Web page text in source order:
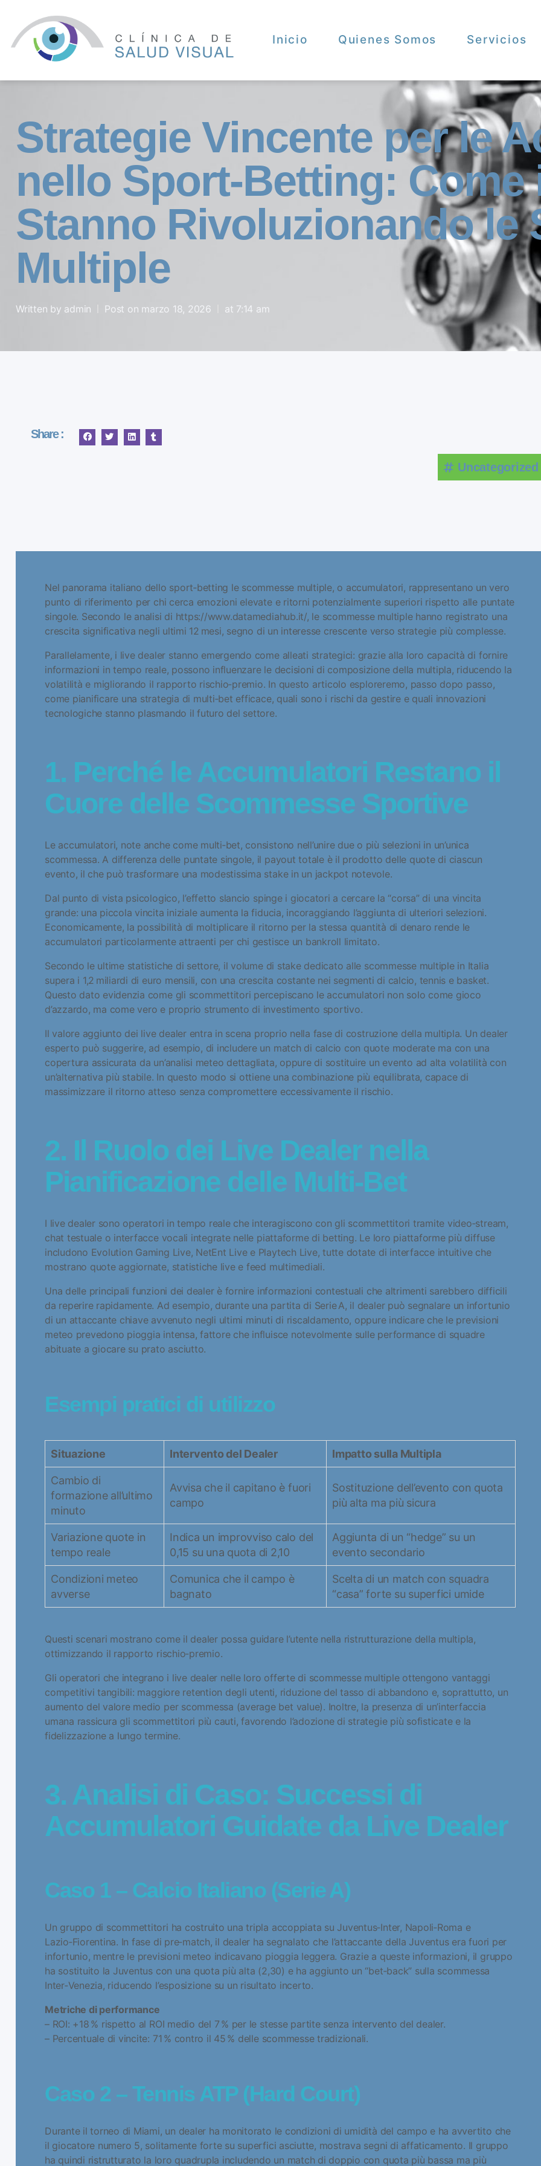
Inicio Quienes Somos Servicios
Strategie Vincente per le
nello Sport‑Betting: Come
Stanno Rivoluzionando le
Multiple
Written by admin Post on marzo 18, 2026 at 7:14 am
Uncategorized
Share :
Nel panorama italiano dello sport‑betting le scommesse multiple, o accumulatori, rappresentano un vero
punto di riferimento per chi cerca emozioni elevate e ritorni potenzialmente superiori rispetto alle puntate
singole. Secondo le analisi di https://www.datamediahub.it/, le scommesse multiple hanno registrato una
crescita significativa negli ultimi 12 mesi, segno di un interesse crescente verso strategie più complesse.
Parallelamente, i live dealer stanno emergendo come alleati strategici: grazie alla loro capacità di fornire
informazioni in tempo reale, possono influenzare le decisioni di composizione della multipla, riducendo la
volatilità e migliorando il rapporto rischio‑premio. In questo articolo esploreremo, passo dopo passo,
come pianificare una strategia di multi‑bet efficace, quali sono i rischi da gestire e quali innovazioni
tecnologiche stanno plasmando il futuro del settore.
1. Perché le Accumulatori Restano il
Cuore delle Scommesse Sportive
Le accumulatori, note anche come multi‑bet, consistono nell’unire due o più selezioni in un’unica
scommessa. A differenza delle puntate singole, il payout totale è il prodotto delle quote di ciascun
evento, il che può trasformare una modestissima stake in un jackpot notevole.
Dal punto di vista psicologico, l’effetto slancio spinge i giocatori a cercare la “corsa” di una vincita
grande: una piccola vincita iniziale aumenta la fiducia, incoraggiando l’aggiunta di ulteriori selezioni.
Economicamente, la possibilità di moltiplicare il ritorno per la stessa quantità di denaro rende le
accumulatori particolarmente attraenti per chi gestisce un bankroll limitato.
Secondo le ultime statistiche di settore, il volume di stake dedicato alle scommesse multiple in Italia
supera i 1,2 miliardi di euro mensili, con una crescita costante nei segmenti di calcio, tennis e basket.
Questo dato evidenzia come gli scommettitori percepiscano le accumulatori non solo come gioco
d’azzardo, ma come vero e proprio strumento di investimento sportivo.
Il valore aggiunto dei live dealer entra in scena proprio nella fase di costruzione della multipla. Un dealer
esperto può suggerire, ad esempio, di includere un match di calcio con quote moderate ma con una
copertura assicurata da un’analisi meteo dettagliata, oppure di sostituire un evento ad alta volatilità con
un’alternativa più stabile. In questo modo si ottiene una combinazione più equilibrata, capace di
massimizzare il ritorno atteso senza compromettere eccessivamente il rischio.
2. Il Ruolo dei Live Dealer nella
Pianificazione delle Multi‑Bet
I live dealer sono operatori in tempo reale che interagiscono con gli scommettitori tramite video‑stream,
chat testuale o interfacce vocali integrate nelle piattaforme di betting. Le loro piattaforme più diffuse
includono Evolution Gaming Live, NetEnt Live e Playtech Live, tutte dotate di interfacce intuitive che
mostrano quote aggiornate, statistiche live e feed multimediali.
Una delle principali funzioni dei dealer è fornire informazioni contestuali che altrimenti sarebbero difficili
da reperire rapidamente. Ad esempio, durante una partita di Serie A, il dealer può segnalare un infortunio
di un attaccante chiave avvenuto negli ultimi minuti di riscaldamento, oppure indicare che le previsioni
meteo prevedono pioggia intensa, fattore che influisce notevolmente sulle performance di squadre
abituate a giocare su prato asciutto.
Esempi pratici di utilizzo
Situazione Intervento del Dealer Impatto sulla Multipla
Cambio di
formazione all’ultimo
minuto
Avvisa che il capitano è fuori
campo
Sostituzione dell’evento con quota
più alta ma più sicura
Variazione quote in
tempo reale
Indica un improvviso calo del
0,15 su una quota di 2,10
Aggiunta di un “hedge” su un
evento secondario
Condizioni meteo
avverse
Comunica che il campo è
bagnato
Scelta di un match con squadra
“casa” forte su superfici umide
Questi scenari mostrano come il dealer possa guidare l’utente nella ristrutturazione della multipla,
ottimizzando il rapporto rischio‑premio.
Gli operatori che integrano i live dealer nelle loro offerte di scommesse multiple ottengono vantaggi
competitivi tangibili: maggiore retention degli utenti, riduzione del tasso di abbandono e, soprattutto, un
aumento del valore medio per scommessa (average bet value). Inoltre, la presenza di un’interfaccia
umana rassicura gli scommettitori più cauti, favorendo l’adozione di strategie più sofisticate e la
fidelizzazione a lungo termine.
3. Analisi di Caso: Successi di
Accumulatori Guidate da Live Dealer
Caso 1 – Calcio Italiano (Serie A)
Un gruppo di scommettitori ha costruito una tripla accoppiata su Juventus‑Inter, Napoli‑Roma e
Lazio‑Fiorentina. In fase di pre‑match, il dealer ha segnalato che l’attaccante della Juventus era fuori per
infortunio, mentre le previsioni meteo indicavano pioggia leggera. Grazie a queste informazioni, il gruppo
ha sostituito la Juventus con una quota più alta (2,30) e ha aggiunto un “bet‑back” sulla scommessa
Inter‑Venezia, riducendo l’esposizione su un risultato incerto.
Metriche di performance
– ROI: +18 % rispetto al ROI medio del 7 % per le stesse partite senza intervento del dealer.
– Percentuale di vincite: 71 % contro il 45 % delle scommesse tradizionali.
Caso 2 – Tennis ATP (Hard Court)
Durante il torneo di Miami, un dealer ha monitorato le condizioni di umidità del campo e ha avvertito che
il giocatore numero 5, solitamente forte su superfici asciutte, mostrava segni di affaticamento. Il gruppo
ha quindi ristrutturato la loro quadrupla includendo un match di doppio con quota più bassa ma più